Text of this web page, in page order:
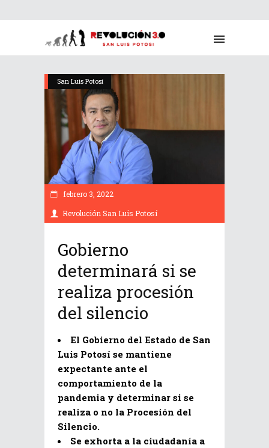
San Luis Potosí
febrero 3, 2022
Revolución San Luis Potosí
Gobierno
determinará si se
realiza procesión
del silencio
El Gobierno del Estado de San
Luis Potosí se mantiene
expectante ante el
comportamiento de la
pandemia y determinar si se
realiza o no la Procesión del
Silencio.
Se exhorta a la ciudadanía a